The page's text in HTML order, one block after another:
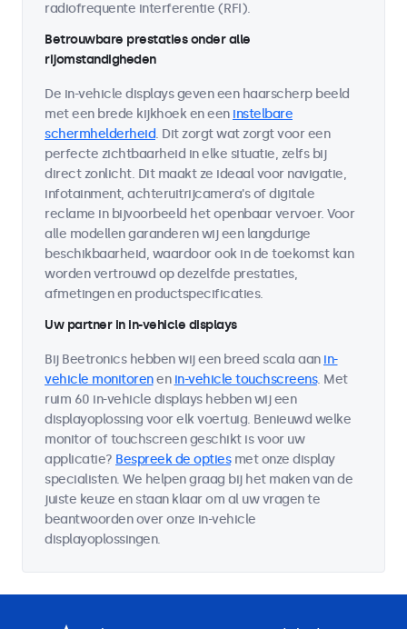
radiofrequente interferentie (RFI).
Betrouwbare prestaties onder alle
rijomstandigheden
De in-vehicle displays geven een haarscherp beeld
met een brede kijkhoek en een instelbare
schermhelderheid. Dit zorgt wat zorgt voor een
perfecte zichtbaarheid in elke situatie, zelfs bij
direct zonlicht. Dit maakt ze ideaal voor navigatie,
infotainment, achteruitrijcamera's of digitale
reclame in bijvoorbeeld het openbaar vervoer. Voor
alle modellen garanderen wij een langdurige
beschikbaarheid, waardoor ook in de toekomst kan
worden vertrouwd op dezelfde prestaties,
afmetingen en productspecificaties.
Uw partner in in-vehicle displays
Bij Beetronics hebben wij een breed scala aan in-
vehicle monitorenen in-vehicle touchscreens. Met
ruim 60 in-vehicle displays hebben wij een
displayoplossing voor elk voertuig. Benieuwd welke
monitor of touchscreen geschikt is voor uw
applicatie? Bespreek de optiesmet onze display
specialisten. We helpen graag bij het maken van de
juiste keuze en staan klaar om al uw vragen te
beantwoorden over onze in-vehicle
displayoplossingen.